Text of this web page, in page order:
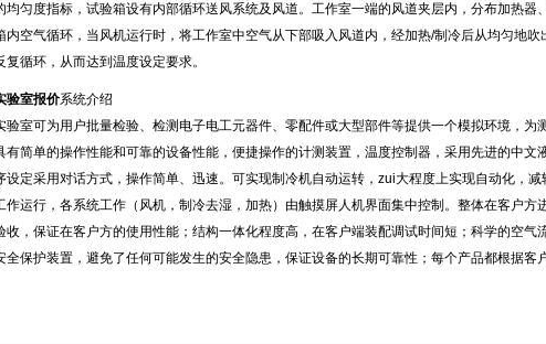
匀度指标，试验箱设有内部循环送风系统及风道。工作室一端的风道夹层内，分布加热器、制
空气循环，当风机运行时，将工作室中空气从下部吸入风道内，经加热/制冷后从均匀地
反复循环，从而达到温度设定要求。
验室报价系统介绍
室可为用户批量检验、检测电子电工元器件、零配件或大型部件等提供一个模拟环境
有简单的操作性能和可靠的设备性能，便捷操作的计测装置，温度控制器，采用先进的
序设定采用对话方式，操作简单、迅速。可实现制冷机自动运转，zui大程度上实现自动化
、工作运行，各系统工作（风机，制冷去湿，加热）由触摸屏人机界面集中控制。整体在客户方
，保证在客户方的使用性能；结构一体化程度高，在客户端装配调试时间短；科学的空气
安全保护装置，避免了任何可能发生的安全隐患，保证设备的长期可靠性；每个产品都根据客户